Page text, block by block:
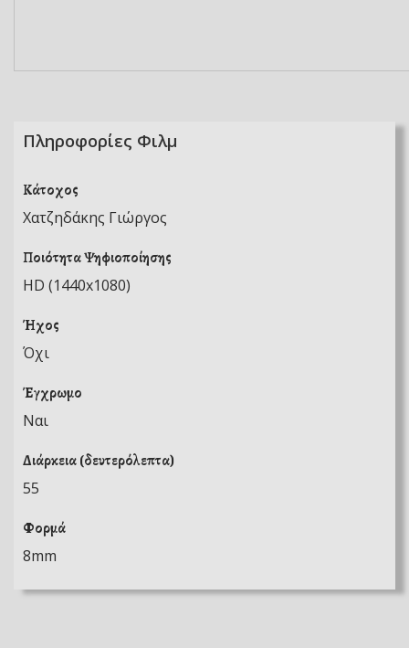
Πληροφορίες Φιλμ
Κάτοχος
Χατζηδάκης Γιώργος
Ποιότητα Ψηφιοποίησης
HD (1440x1080)
Ήχος
Όχι
Έγχρωμο
Ναι
Διάρκεια (δευτερόλεπτα)
55
Φορμά
8mm